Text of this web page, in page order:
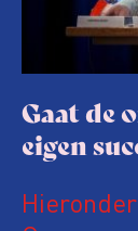
Gaat de
eigen